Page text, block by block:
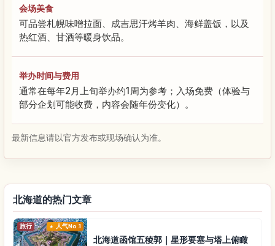
会场美食
可品尝札幌味噌拉面、成吉思汗烤羊肉、海鲜盖饭，以及
热红酒、甘酒等暖身饮品。
举办时间与费用
通常在每年2月上旬举办约1周为参考；入场免费（体验与
部分企划可能收费，内容会随年份变化）。
最新信息请以官方发布或现场确认为准。
北海道的热门文章
旅行 人气No.1
北海道函馆五稜郭｜星形要塞与塔上俯瞰